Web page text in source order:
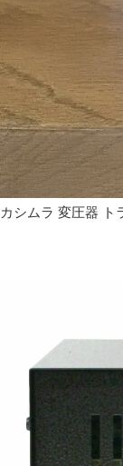
カシムラ 変圧器 ト